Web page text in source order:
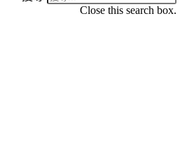
Close this search box.